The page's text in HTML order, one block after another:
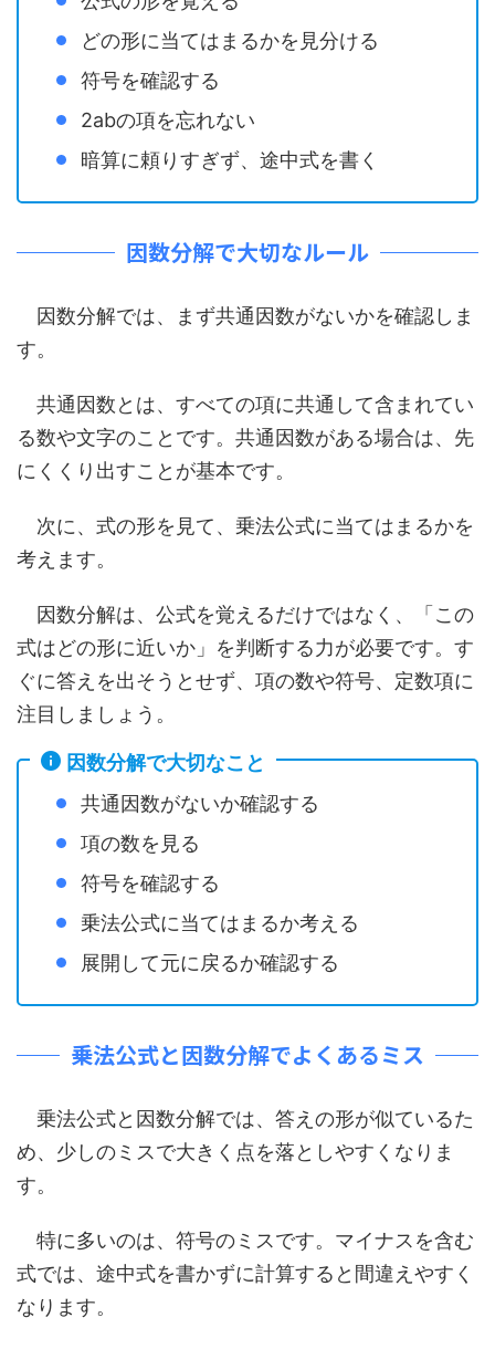
どの形に当てはまるかを見分ける
符号を確認する
2abの項を忘れない
暗算に頼りすぎず、途中式を書く
因数分解で大切なルール
因数分解では、まず共通因数がないかを確認しま
す。
共通因数とは、すべての項に共通して含まれてい
る数や文字のことです。共通因数がある場合は、先
にくくり出すことが基本です。
次に、式の形を見て、乗法公式に当てはまるかを
考えます。
因数分解は、公式を覚えるだけではなく、「この
式はどの形に近いか」を判断する力が必要です。す
ぐに答えを出そうとせず、項の数や符号、定数項に
注目しましょう。
因数分解で大切なこと
共通因数がないか確認する
項の数を見る
符号を確認する
乗法公式に当てはまるか考える
展開して元に戻るか確認する
乗法公式と因数分解でよくあるミス
乗法公式と因数分解では、答えの形が似ているた
め、少しのミスで大きく点を落としやすくなりま
す。
特に多いのは、符号のミスです。マイナスを含む
式では、途中式を書かずに計算すると間違えやすく
なります。